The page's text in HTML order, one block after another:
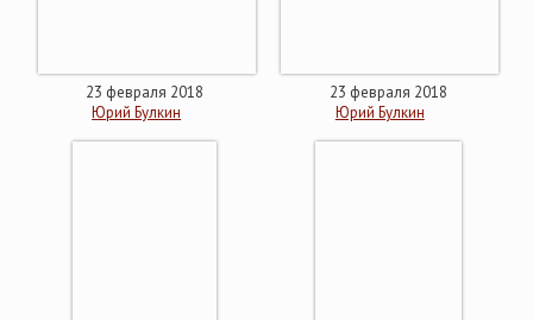
23 февраля 2018
Юрий Булкин
23 февраля 2018
Юрий Булкин